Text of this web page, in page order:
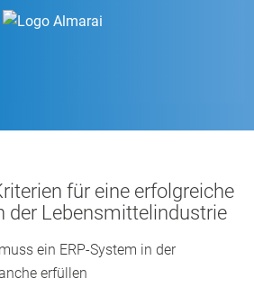
für eine erfolgreiche
der Lebensmittelindustrie
ein ERP-System in der
erfüllen